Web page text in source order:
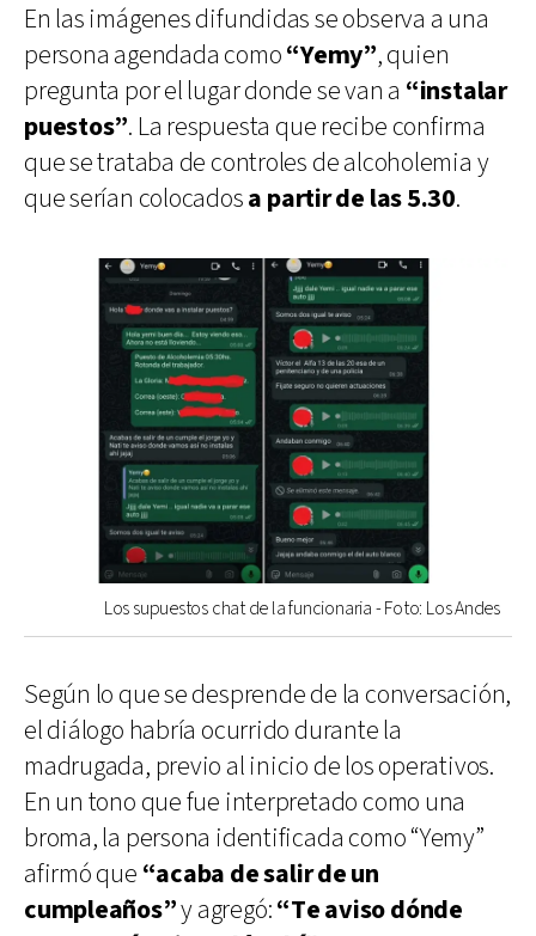
En las imágenes difundidas se observa a una
persona agendada como“Yemy”, quien
pregunta por el lugar donde se van a “instalar
puestos”. La respuesta que recibe confirma
que se trataba de controles de alcoholemia y
que serían colocadosa partir de las 5.30.
Los supuestos chat de la funcionaria - Foto: Los Andes
Según lo que se desprende de la conversación,
el diálogo habría ocurrido durante la
madrugada, previo al inicio de los operativos.
En un tono que fue interpretado como una
broma, la persona identificada como “Yemy”
afirmó que “acaba de salir de un
cumpleaños”y agregó:“Te aviso dónde